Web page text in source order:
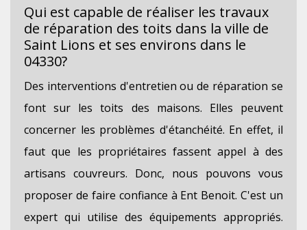
Qui est capable de réaliser les travaux
de réparation des toits dans la ville de
Saint Lions et ses environs dans le
04330?
Des interventions d'entretien ou de réparation se
font sur les toits des maisons. Elles peuvent
concerner les problèmes d'étanchéité. En effet, il
faut que les propriétaires fassent appel à des
artisans couvreurs. Donc, nous pouvons vous
proposer de faire confiance à Ent Benoit. C'est un
expert qui utilise des équipements appropriés.